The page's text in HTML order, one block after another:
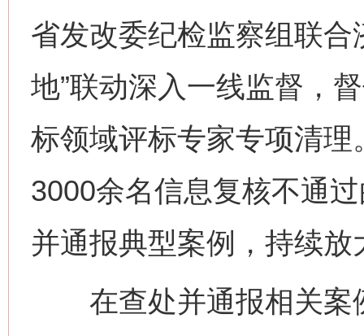
省发改委纪检监察组联合
地”联动深入一线监督，
标领域评标专家专项清
3000余名信息复核不通
并通报典型案例，持续
在查处并通报相关案